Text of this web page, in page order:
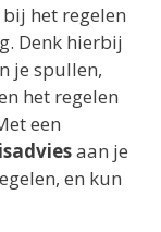
het regelen
Denk hierbij
je spullen,
het regelen
een
aan je
en kun